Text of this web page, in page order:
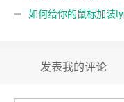
如何给你的鼠标加装
发表我的评论